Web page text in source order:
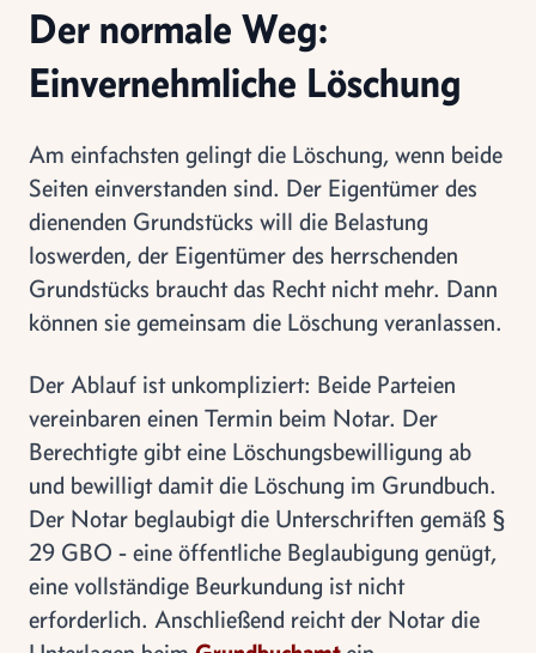
Der normale Weg:
Einvernehmliche Löschung
Am einfachsten gelingt die Löschung, wenn beide
Seiten einverstanden sind. Der Eigentümer des
dienenden Grundstücks will die Belastung
loswerden, der Eigentümer des herrschenden
Grundstücks braucht das Recht nicht mehr. Dann
können sie gemeinsam die Löschung veranlassen.
Der Ablauf ist unkompliziert: Beide Parteien
vereinbaren einen Termin beim Notar. Der
Berechtigte gibt eine Löschungsbewilligung ab
und bewilligt damit die Löschung im Grundbuch.
Der Notar beglaubigt die Unterschriften gemäß §
29 GBO - eine öffentliche Beglaubigung genügt,
eine vollständige Beurkundung ist nicht
erforderlich. Anschließend reicht der Notar die